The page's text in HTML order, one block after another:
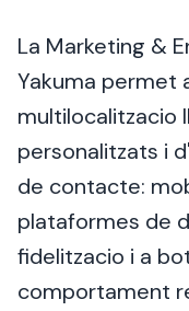
La Marketing &
Yakuma permet
multilocalitzacio
personalitzats i
de contacte:
plataformes de
fidelitzacio i a
comportament